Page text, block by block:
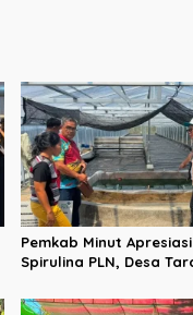
Pemkab Minut
Spirulina PLN, Desa
Berbasis Energi Bersih